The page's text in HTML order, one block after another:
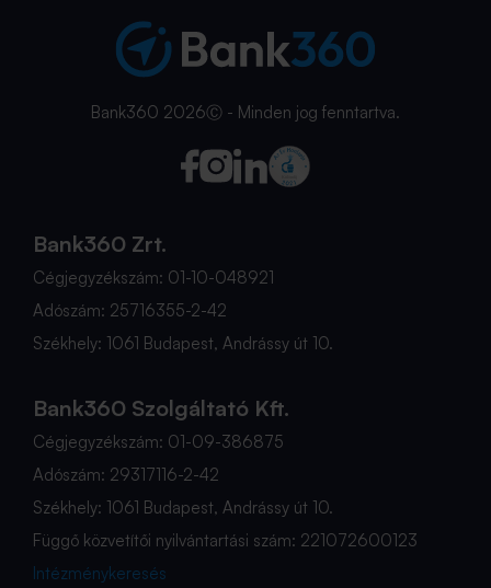
Bank360 2026Ⓒ - Minden jog fenntartva.
Bank360 Zrt.
Cégjegyzékszám: 01-10-048921
Adószám: 25716355-2-42
Székhely: 1061 Budapest, Andrássy út 10.
Bank360 Szolgáltató Kft.
Cégjegyzékszám: 01-09-386875
Adószám: 29317116-2-42
Székhely: 1061 Budapest, Andrássy út 10.
Függő közvetítői nyilvántartási szám: 221072600123
Intézménykeresés